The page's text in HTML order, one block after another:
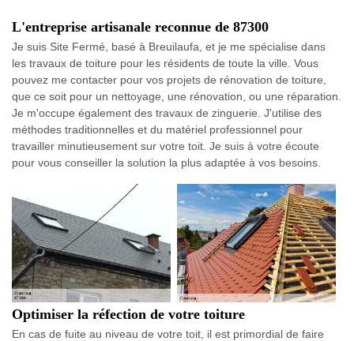
L'entreprise artisanale reconnue de 87300
Je suis Site Fermé, basé à Breuilaufa, et je me spécialise dans
les travaux de toiture pour les résidents de toute la ville. Vous
pouvez me contacter pour vos projets de rénovation de toiture,
que ce soit pour un nettoyage, une rénovation, ou une réparation.
Je m'occupe également des travaux de zinguerie. J'utilise des
méthodes traditionnelles et du matériel professionnel pour
travailler minutieusement sur votre toit. Je suis à votre écoute
pour vous conseiller la solution la plus adaptée à vos besoins.
Optimiser la réfection de votre toiture
En cas de fuite au niveau de votre toit, il est primordial de faire